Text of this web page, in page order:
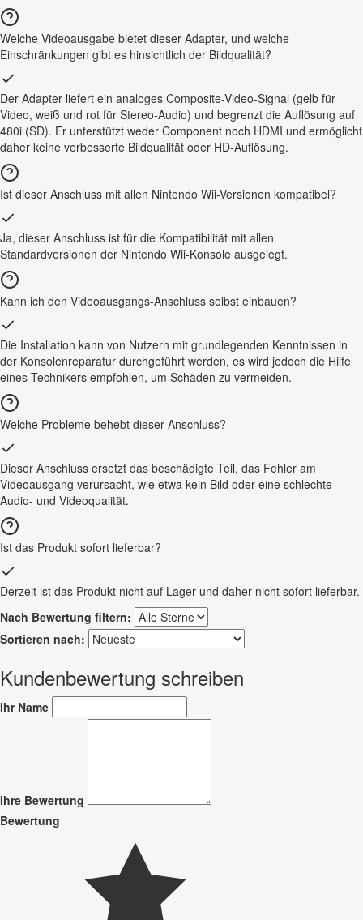
Welche Videoausgabe bietet dieser Adapter, und welche
Einschränkungen gibt es hinsichtlich der Bildqualität?
Der Adapter liefert ein analoges Composite-Video-Signal (gelb für
Video, weiß und rot für Stereo-Audio) und begrenzt die Auflösung auf
480i (SD). Er unterstützt weder Component noch HDMI und ermöglicht
daher keine verbesserte Bildqualität oder HD-Auflösung.
Ist dieser Anschluss mit allen Nintendo Wii-Versionen kompatibel?
Ja, dieser Anschluss ist für die Kompatibilität mit allen
Standardversionen der Nintendo Wii-Konsole ausgelegt.
Kann ich den Videoausgangs-Anschluss selbst einbauen?
Die Installation kann von Nutzern mit grundlegenden Kenntnissen in
der Konsolenreparatur durchgeführt werden, es wird jedoch die Hilfe
eines Technikers empfohlen, um Schäden zu vermeiden.
Welche Probleme behebt dieser Anschluss?
Dieser Anschluss ersetzt das beschädigte Teil, das Fehler am
Videoausgang verursacht, wie etwa kein Bild oder eine schlechte
Audio- und Videoqualität.
Ist das Produkt sofort lieferbar?
Derzeit ist das Produkt nicht auf Lager und daher nicht sofort lieferbar.
Nach Bewertung filtern:
Sortieren nach:
Kundenbewertung schreiben
Ihr Name
Ihre Bewertung
Bewertung